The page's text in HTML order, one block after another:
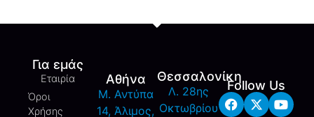
Για εμάς
Εταιρία
Όροι
Χρήσης
Αθήνα
M. Αντύπα
14, Άλιμος,
Θεσσαλονίκη
Λ. 28ης
Οκτωβρίου
Follow Us